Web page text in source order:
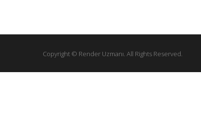
Copyright © Render Uzmanı. All Rights Reserved.